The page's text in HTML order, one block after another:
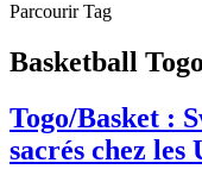
Parcourir Tag
Basketball
Togo/Basket :
sacrés chez les